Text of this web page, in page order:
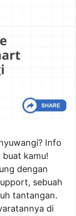
Info
kamu!
dengan
sebuah
tantangan.
di